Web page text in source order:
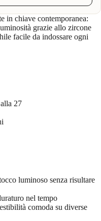
in chiave contemporanea:
grazie allo zircone
facile da indossare ogni
27
luminoso senza risultare
nel tempo
comoda su diverse